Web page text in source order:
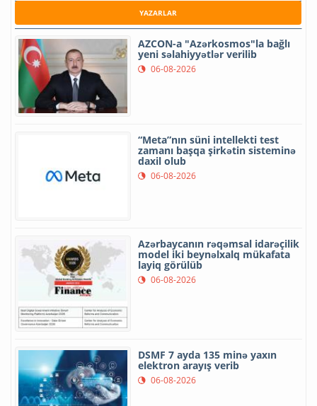
YAZARLAR
AZCON-a "Azərkosmos"la bağlı
yeni səlahiyyətlər verilib
06-08-2026
“Meta”nın süni intellekti test
zamanı başqa şirkətin sisteminə
daxil olub
06-08-2026
Azərbaycanın rəqəmsal idarəçilik
model iki beynəlxalq mükafata
layiq görülüb
06-08-2026
DSMF 7 ayda 135 minə yaxın
elektron arayış verib
06-08-2026